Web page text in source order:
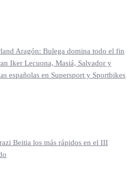
Aragón: Bulega domina todo el fin
Iker Lecuona, Masiá, Salvador y
españolas en Supersport y Sportbikes
Beitia los más rápidos en el III